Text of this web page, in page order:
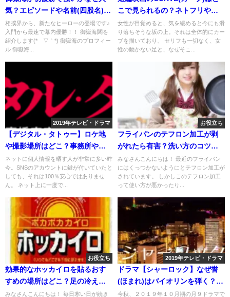
気？エピソードや名前(四股名)の
由来も
相撲界から、新たなヒーローの登場です♪
入門から最速で幕内優勝！！ 御嶽海関を
紹介します(*´▽｀*) 御嶽海のプロフィー
ル 御嶽海...
こで見られるの？ネトフリやア
マゾンは？
女性が目覚めると、気を緩めると今にも滑
り落ちそうな坂の上。それは全体的にカー
ブを描いており、 セリフも一切なく、女
性の動かない足と、なぜそこ...
2019年テレビ・ドラマ
【デジタル・タトゥー】ロケ地
や撮影場所はどこ？事務所やカ
レー屋は？
ネットに個人情報を晒す人が非常に多い昨
今。SNSのアカウントに鍵が付いていたと
しても、それは100％安心ではありませ
ん。 ネット上に一度で...
お役立ち
フライパンのテフロン加工が剥
がれたら有害？洗い方のコツや
修理は？
みなさんこんにちは！ 最近のフライパン
にはくっつかないようにとテフロン加工が
されています。 しかしこのテフロン加工
って使い方が悪かったり...
お役立ち
効果的なホッカイロを貼るおす
すめの場所はどこ？足の冷え性
にも？
みなさんこんにちは！ 毎日寒い日が続き
2019年テレビ・ドラマ
ドラマ【シャーロック】なぜ誉
(ほまれ)はバイオリンを弾く？曲
名は何？
今秋、２０１９年１０月期の月９ドラマで